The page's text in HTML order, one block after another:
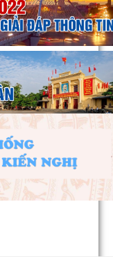
TỔ CHỨC HỘI NGHỊ
TÚC THAM DỰ HỘI
TRIỆT VÀ...
NAM PHƯỜNG PHỐI
VÀ...
SĨ NHÂN DỊP KỶ
cầu siêu Mẹ Việt Nam